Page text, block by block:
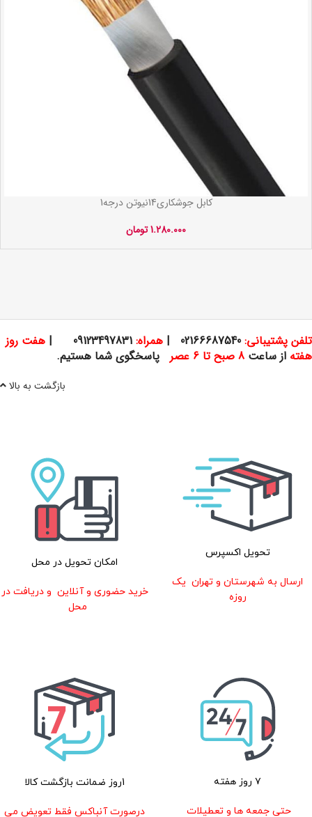
کابل جوشکاری14نیوتن درجه1
1.280.000تومان
تلفن پشتیبانی: | همراه: | هفت روز
هفته از ساعت 8 صبح تا 6 عصر پاسخگوی شما هستیم.
بازگشت به بالا
تحویل اکسپرس
ارسال به شهرستان و تهران یک
روزه
امکان تحویل در محل
خرید حضوری و آنلاین و دریافت در
محل
۷ روز هفته
حتی جمعه ها و تعطیلات
1روز ضمانت بازگشت کالا
درصورت آنباکس فقط تعویض می